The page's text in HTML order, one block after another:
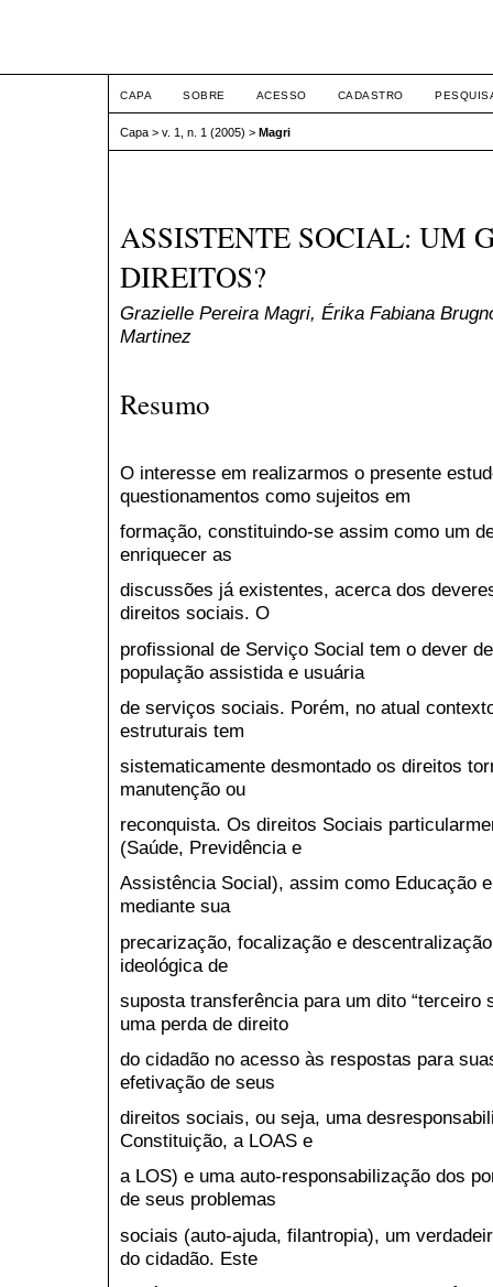
CAPA SOBRE ACESSO CADASTRO
Capa > v. 1, n. 1 (2005) > Magri
ASSISTENTE SOCIAL: UM
DIREITOS?
Grazielle Pereira Magri, Érika Fabiana
Martinez
Resumo
O interesse em realizarmos o presente
questionamentos como sujeitos em
formação, constituindo-se assim como um
enriquecer as
discussões já existentes, acerca dos
direitos sociais. O
profissional de Serviço Social tem o dever
população assistida e usuária
de serviços sociais. Porém, no atual
estruturais tem
sistematicamente desmontado os direitos
manutenção ou
reconquista. Os direitos Sociais
(Saúde, Previdência e
Assistência Social), assim como Educação
mediante sua
precarização, focalização e
ideológica de
suposta transferência para um dito “terceiro
uma perda de direito
do cidadão no acesso às respostas para
efetivação de seus
direitos sociais, ou seja, uma
Constituição, a LOAS e
a LOS) e uma auto-responsabilização dos
de seus problemas
sociais (auto-ajuda, filantropia), um
do cidadão. Este